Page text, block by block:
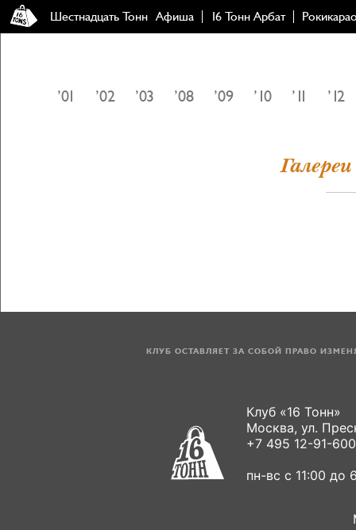
Шестнадцать Тонн Афиша 16 Тонн Арбат
’01 ’02 ’03 ’08 ’09 ’10 ’11 ’12
Галереи
КЛУБ ОСТАВЛЯЕТ ЗА СОБОЙ ПРАВО
Клуб «16 Тонн»
Москва, ул.
+7 495 12-91-
пн-вс с 11:00 до